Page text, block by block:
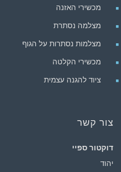
מכשירי האזנה
מצלמה נסתרת
מצלמות נסתרות על הגוף
מכשירי הקלטה
ציוד להגנה עצמית
צור קשר
דוקטור ספיי
יהוד